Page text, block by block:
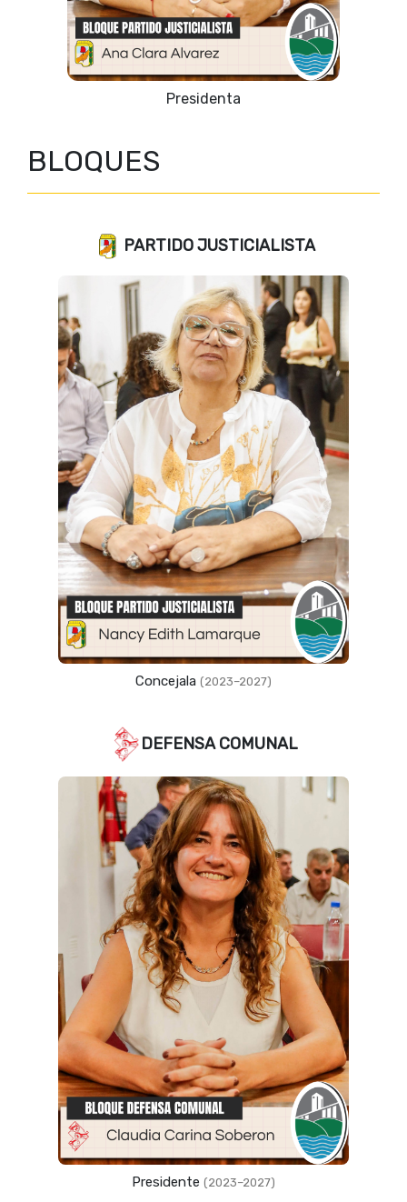
Presidenta
BLOQUES
PARTIDO JUSTICIALISTA
Concejala (2023–2027)
DEFENSA COMUNAL
Presidente (2023–2027)